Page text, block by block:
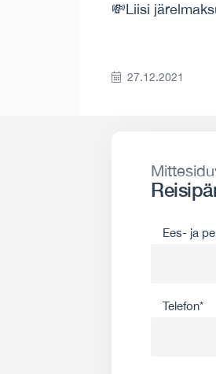
💸Liisi
27.12.2021
Ees- ja
Telefon*